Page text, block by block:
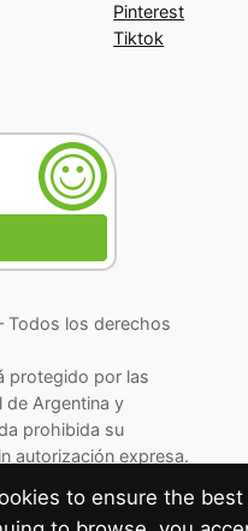
Pinterest
Tiktok
Todos los derechos
protegido por las
de Argentina y
prohibida su
autorización expresa.
to ensure the best